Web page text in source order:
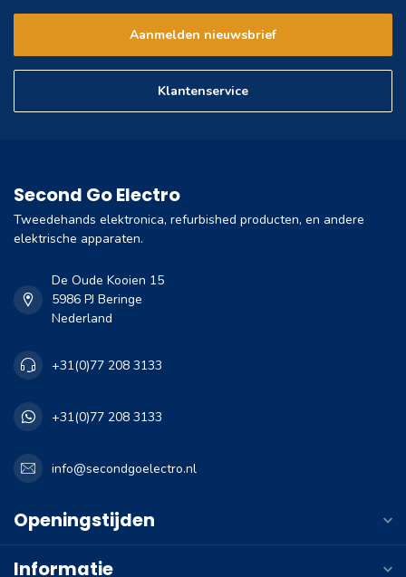
Aanmelden nieuwsbrief
Klantenservice
Second Go Electro
Tweedehands elektronica, refurbished producten, en andere
elektrische apparaten.
De Oude Kooien 15
5986 PJ Beringe
Nederland
+31(0)77 208 3133
+31(0)77 208 3133
info@secondgoelectro.nl
Openingstijden
Informatie